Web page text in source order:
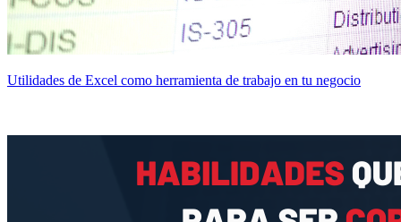
Utilidades de Excel como herramienta de trabajo en tu negocio